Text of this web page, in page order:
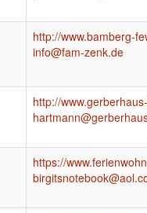
http://www.bamberg-
info@fam-zenk.de
http://
https://